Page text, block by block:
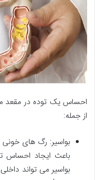
احساس یک توده در مقعد
از جمله:
بواسیر: رگ های خونی
باعث ایجاد احساس
بواسیر می تواند